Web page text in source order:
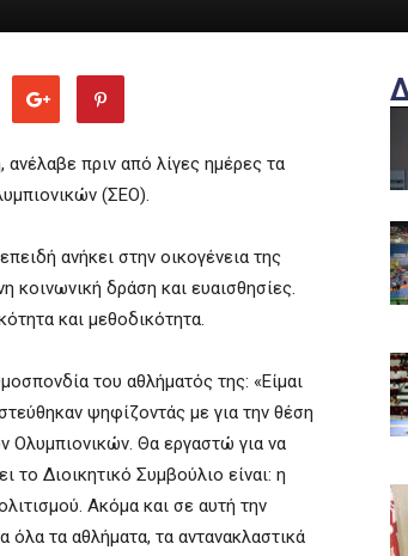
πριν από λίγες ημέρες τα
(ΣΕΟ).
ανήκει στην οικογένεια της
κοινωνική δράση και ευαισθησίες.
και μεθοδικότητα.
του αθλήματός της: «Είμαι
ψηφίζοντάς με για την θέση
Ολυμπιονικών. Θα εργαστώ για να
Διοικητικό Συμβούλιο είναι: η
Ακόμα και σε αυτή την
όλα τα αθλήματα, τα αντανακλαστικά